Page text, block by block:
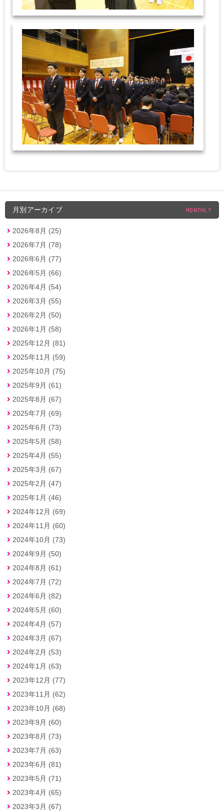
月別アーカイブ MONTHLY
2026年8月 (25)
2026年7月 (78)
2026年6月 (77)
2026年5月 (66)
2026年4月 (54)
2026年3月 (55)
2026年2月 (50)
2026年1月 (58)
2025年12月 (81)
2025年11月 (59)
2025年10月 (75)
2025年9月 (61)
2025年8月 (67)
2025年7月 (69)
2025年6月 (73)
2025年5月 (58)
2025年4月 (55)
2025年3月 (67)
2025年2月 (47)
2025年1月 (46)
2024年12月 (69)
2024年11月 (60)
2024年10月 (73)
2024年9月 (50)
2024年8月 (61)
2024年7月 (72)
2024年6月 (82)
2024年5月 (60)
2024年4月 (57)
2024年3月 (67)
2024年2月 (53)
2024年1月 (63)
2023年12月 (77)
2023年11月 (62)
2023年10月 (68)
2023年9月 (60)
2023年8月 (73)
2023年7月 (63)
2023年6月 (81)
2023年5月 (71)
2023年4月 (65)
2023年3月 (67)